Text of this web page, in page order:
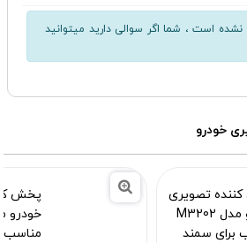
است ، شما اگر سوالی دارید میتوانید
خودرو
تصویری
خودرو مدل M3202
برای سمند
پخش
مناسب